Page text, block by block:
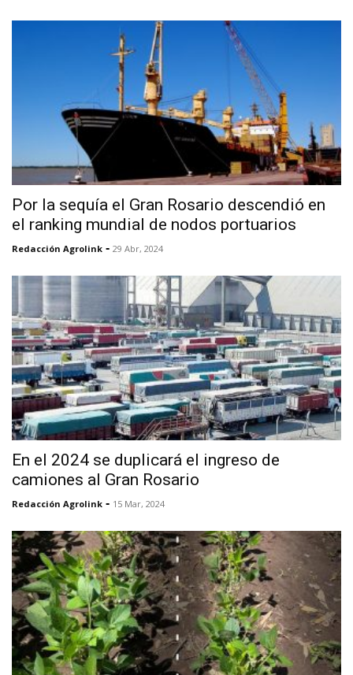
Por la sequía el Gran Rosario descendió en
el ranking mundial de nodos portuarios
Redacción Agrolink - 29 Abr, 2024
En el 2024 se duplicará el ingreso de
camiones al Gran Rosario
Redacción Agrolink - 15 Mar, 2024